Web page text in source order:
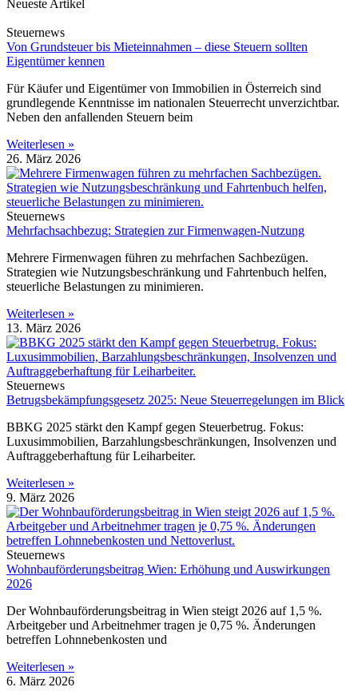
Neueste Artikel
Steuernews
Von Grundsteuer bis Mieteinnahmen – diese Steuern sollten
Eigentümer kennen
Für Käufer und Eigentümer von Immobilien in Österreich sind
grundlegende Kenntnisse im nationalen Steuerrecht unverzichtbar.
Neben den anfallenden Steuern beim
Weiterlesen »
26. März 2026
Steuernews
Mehrfachsachbezug: Strategien zur Firmenwagen-Nutzung
Mehrere Firmenwagen führen zu mehrfachen Sachbezügen.
Strategien wie Nutzungsbeschränkung und Fahrtenbuch helfen,
steuerliche Belastungen zu minimieren.
Weiterlesen »
13. März 2026
Steuernews
Betrugsbekämpfungsgesetz 2025: Neue Steuerregelungen im Blick
BBKG 2025 stärkt den Kampf gegen Steuerbetrug. Fokus:
Luxusimmobilien, Barzahlungsbeschränkungen, Insolvenzen und
Auftraggeberhaftung für Leiharbeiter.
Weiterlesen »
9. März 2026
Steuernews
Wohnbauförderungsbeitrag Wien: Erhöhung und Auswirkungen
2026
Der Wohnbauförderungsbeitrag in Wien steigt 2026 auf 1,5 %.
Arbeitgeber und Arbeitnehmer tragen je 0,75 %. Änderungen
betreffen Lohnnebenkosten und
Weiterlesen »
6. März 2026